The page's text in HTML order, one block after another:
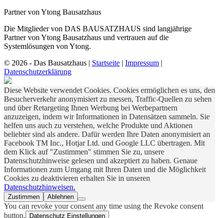
Partner von Ytong Bausatzhaus
Die Mitglieder von DAS BAUSATZHAUS sind langjährige
Partner von Ytong Bausatzhaus und vertrauen auf die
Systemlösungen von Ytong.
© 2026 - Das Bausatzhaus | Startseite | Impressum |
Datenschutzerklärung
Diese Website verwendet Cookies. Cookies ermöglichen es uns, den
Besucherverkehr anonymisiert zu messen, Traffic-Quellen zu sehen
und über Retargeting Ihnen Werbung bei Werbepartnern
anzuzeigen, indem wir Informationen in Datensätzen sammeln. Sie
helfen uns auch zu verstehen, welche Produkte und Aktionen
beliebter sind als andere. Dafür werden Ihre Daten anonymisiert an
Facebook TM Inc., Hotjar Ltd. und Google LLC übertragen. Mit
dem Klick auf "Zustimmen" stimmen Sie zu, unsere
Datenschutzhinweise gelesen und akzeptiert zu haben. Genaue
Informationen zum Umgang mit Ihren Daten und die Möglichkeit
Cookies zu deaktivieren erhalten Sie in unseren
Datenschutzhinweisen.
Zustimmen Ablehnen
You can revoke your consent any time using the Revoke consent
button.
Datenschutz Einstellungen